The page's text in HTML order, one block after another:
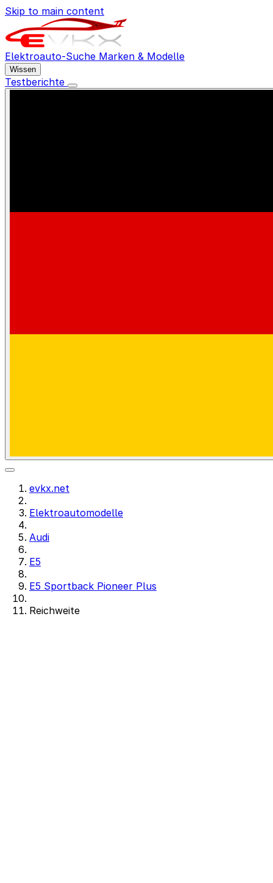
Skip to main content
Elektroauto-Suche Marken & Modelle
Wissen
Testberichte
evkx.net
Elektroautomodelle
Audi
E5
E5 Sportback Pioneer Plus
Reichweite